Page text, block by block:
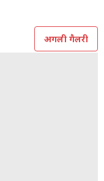
अगली गैलरी